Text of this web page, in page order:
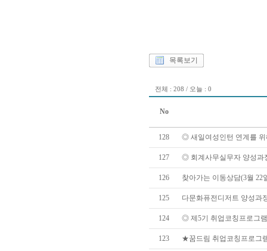
목록보기
전체 : 208 / 오늘 : 0
No
128 ◎ 새일여성인턴 연계를
127 ◎ 회계사무실무자 양성과
126 찾아가는 이동상담(3월 22
125 다문화퓨전디저트 양성과
124 ◎ 제5기 취업코칭프로그
123 ★꿈드림 취업코칭프로그